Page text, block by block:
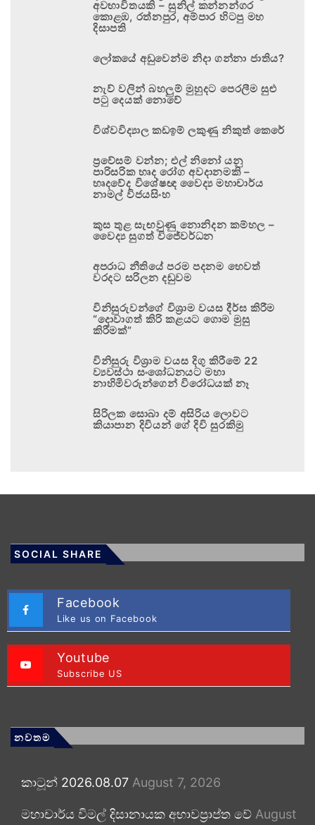
අවභාවිතයකි – සුනිල් කන්නන්ගර
කොළඹ, රත්නපුර, අම්පාර හිටපු මහ
දිසාපති
ලෝකයේ අඩුවෙන්ම නිදා ගන්නා ජාතිය?
නැව් වලින් බහලුම් මුහුදට පෙරලීම සුළු
පටු දෙයක් නොවේ
විශ්වවිද්‍යාල කඩඉම් ලකුණු නිකුත් කෙරේ
ප්‍රවේසම් වන්න; එල් නිනෝ යනු
පාරිසරික හෘද රෝග අවදානමකි –
හෘදවේද විශේෂඥ වෛද්‍ය මහාචාර්ය
නාමල් විජයසිංහ
කුස තුළ සැඟවුණු නොනිදන කම්හල –
වෛද්‍ය සුගත් විජේවර්ධන
අපරාධ නීතියේ පරම පදනම හෙවත්
වරදට සරිලන දඬුවම
විනිසුරුවන්ගේ විශ්‍රාම වයස දීර්ඝ කිරීම
“දොවාගත් කිරි කළයට ගොම මුසු
කිරීමක්”
විනිසුරු විශ්‍රාම වයස දිගු කිරීමේ 22
ව්‍යවස්ථා සංශෝධනයට මහා
නාහිමිවරුන්ගෙන් විරෝධයක් නෑ
සිරිලක සොබා දම් අසිරිය ලොවට
කියාපාන දිවියන් ගේ දිවි සුරකිමු
SOCIAL SHARE
Facebook
Like us on Facebook
Youtube
Subscribe US
නවතම
කාටූන් 2026.08.07 August 7, 2026
මහාචාර්ය විමල් දිසානායක අභාවප්‍රාප්ත වේ August